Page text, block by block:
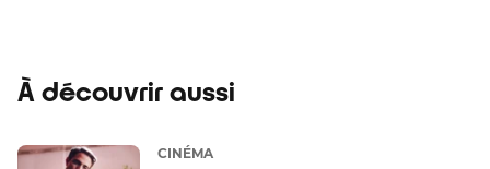
À découvrir aussi
CINÉMA